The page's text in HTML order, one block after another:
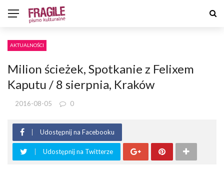
AKTUALNOŚCI
Milion ścieżek, Spotkanie z Felixem
Kaputu / 8 sierpnia, Kraków
2016-08-05 0
Udostępnij na Facebooku
Udostępnij na Twitterze